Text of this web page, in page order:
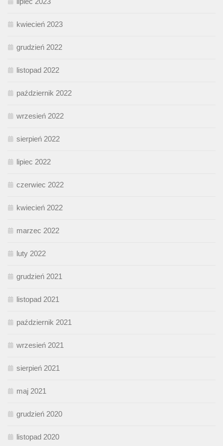
kwiecień 2023
grudzień 2022
listopad 2022
październik 2022
wrzesień 2022
sierpień 2022
lipiec 2022
czerwiec 2022
kwiecień 2022
marzec 2022
luty 2022
grudzień 2021
listopad 2021
październik 2021
wrzesień 2021
sierpień 2021
maj 2021
grudzień 2020
listopad 2020